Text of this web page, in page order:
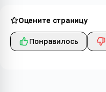
Оцените страницу
Понравилось